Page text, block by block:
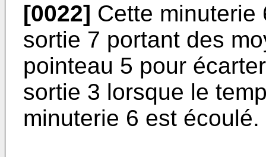
[0022] Cette minuterie
sortie 7 portant des
pointeau 5 pour
sortie 3 lorsque le
minuterie 6 est écoulé.